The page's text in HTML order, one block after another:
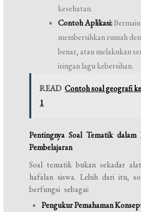
kesehatan.
Contoh Aplikasi:
membersihkan rumah
benar, atau melakukan
iringan lagu kebersihan.
READ Contoh soal geografi
1
Pentingnya Soal Tematik dalam
Pembelajaran
Soal tematik bukan sekadar
hafalan siswa. Lebih dari itu,
berfungsi sebagai:
Pengukur Pemahaman